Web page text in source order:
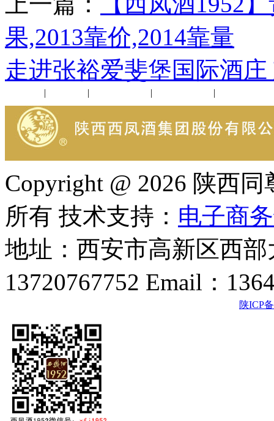
果,2013靠价,2014靠量
走进张裕爱斐堡国际酒
| | | |
Copyright @ 2026 陕西
所有 技术支持： 电子商
地址：西安市高新区西
13720767752 Email：
陕ICP